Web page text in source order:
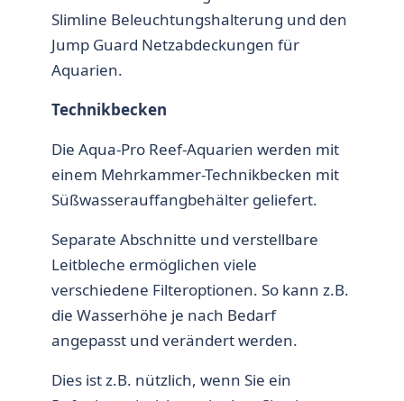
Slimline Beleuchtungshalterung und den
Jump Guard Netzabdeckungen für
Aquarien.
Technikbecken
Die Aqua-Pro Reef-Aquarien werden mit
einem Mehrkammer-Technikbecken mit
Süßwasserauffangbehälter geliefert.
Separate Abschnitte und verstellbare
Leitbleche ermöglichen viele
verschiedene Filteroptionen. So kann z.B.
die Wasserhöhe je nach Bedarf
angepasst und verändert werden.
Dies ist z.B. nützlich, wenn Sie ein